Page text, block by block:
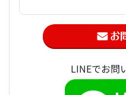
LINEでお問